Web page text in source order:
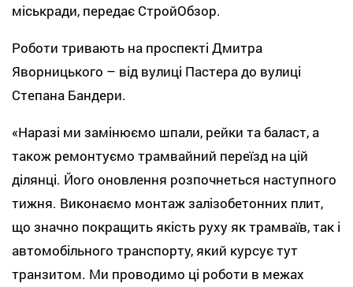
міськради, передає СтройОбзор.
Роботи тривають на проспекті Дмитра
Яворницького – від вулиці Пастера до вулиці
Степана Бандери.
«Наразі ми замінюємо шпали, рейки та баласт, а
також ремонтуємо трамвайний переїзд на цій
ділянці. Його оновлення розпочнеться наступного
тижня. Виконаємо монтаж залізобетонних плит,
що значно покращить якість руху як трамваїв, так і
автомобільного транспорту, який курсує тут
транзитом. Ми проводимо ці роботи в межах